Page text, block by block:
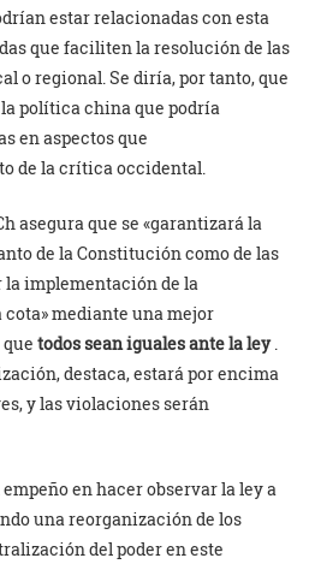
estar relacionadas con esta
que faciliten la resolución de las
o regional. Se diría, por tanto, que
política china que podría
en aspectos que
de la crítica occidental.
asegura que se «garantizará la
de la Constitución como de las
la implementación de la
mediante una mejor
todos sean iguales ante la ley.
destaca, estará por encima
y las violaciones serán
en hacer observar la ley a
una reorganización de los
del poder en este